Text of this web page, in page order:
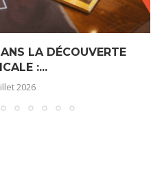
LA DÉCOUVERTE
:...
2026